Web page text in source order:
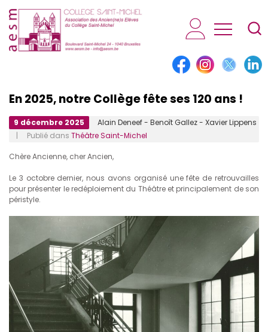
AESM...
En 2025, notre Collège fête ses 120 ans !
9 décembre 2025
Alain Deneef - Benoît Gallez - Xavier Lippens
| Publié dans Théâtre Saint-Michel
Chère Ancienne, cher Ancien,
Le 3 octobre dernier, nous avons organisé une fête de retrouvailles
pour présenter le redéploiement du Théâtre et principalement de son
péristyle.